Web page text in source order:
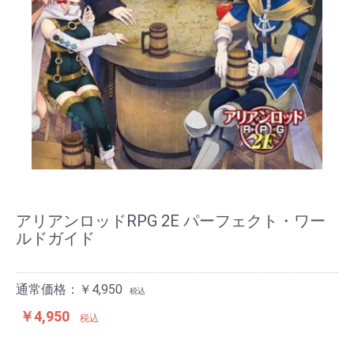
アリアンロッドRPG 2E パーフェクト・ワー
ルドガイド
通常価格：￥4,950 税込
￥4,950 税込